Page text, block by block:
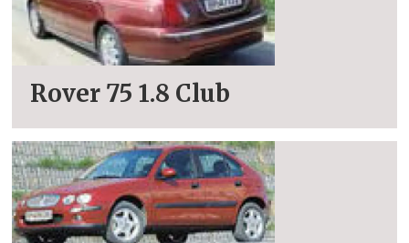
Rover 75 1.8 Club